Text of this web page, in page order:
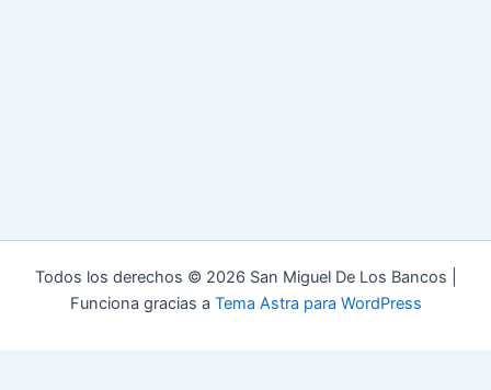
Todos los derechos © 2026 San Miguel De Los Bancos |
Funciona gracias a Tema Astra para WordPress